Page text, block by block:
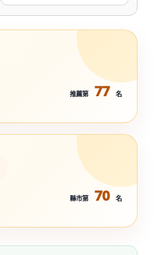
推薦第 77 名
縣市第 70 名